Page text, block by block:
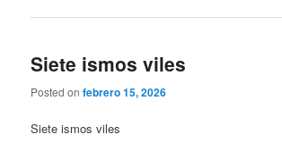
Siete ismos viles
Posted onfebrero 15, 2026
Siete ismos viles